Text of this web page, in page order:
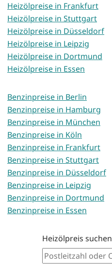
Heizölpreise in Frankfurt
Heizölpreise in Stuttgart
Heizölpreise in Düsseldorf
Heizölpreise in Leipzig
Heizölpreise in Dortmund
Heizölpreise in Essen
Benzinpreise in Berlin
Benzinpreise in Hamburg
Benzinpreise in München
Benzinpreise in Köln
Benzinpreise in Frankfurt
Benzinpreise in Stuttgart
Benzinpreise in Düsseldorf
Benzinpreise in Leipzig
Benzinpreise in Dortmund
Benzinpreise in Essen
Heizölpreis suchen